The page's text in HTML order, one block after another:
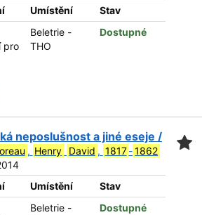
Umístění
Stav
pro
Beletrie -
THO
Dostupné
neposlušnost a jiné eseje /
, Henry David , 1817 -1862
Umístění
Stav
Beletrie -
Dostupné